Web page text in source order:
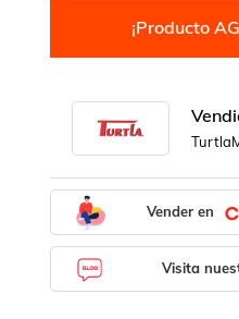
¡Producto
Vender en
Visita